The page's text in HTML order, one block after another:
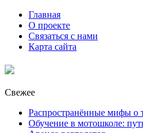
Главная
О проекте
Связаться с нами
Карта сайта
Свежее
Распространённые мифы о
Обучение в мотошколе: